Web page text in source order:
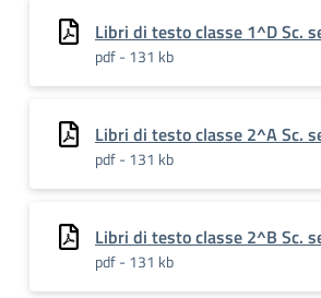
Libri di testo classe 1^D Sc.
pdf - 131 kb
Libri di testo classe 2^A Sc.
pdf - 131 kb
Libri di testo classe 2^B Sc.
pdf - 131 kb